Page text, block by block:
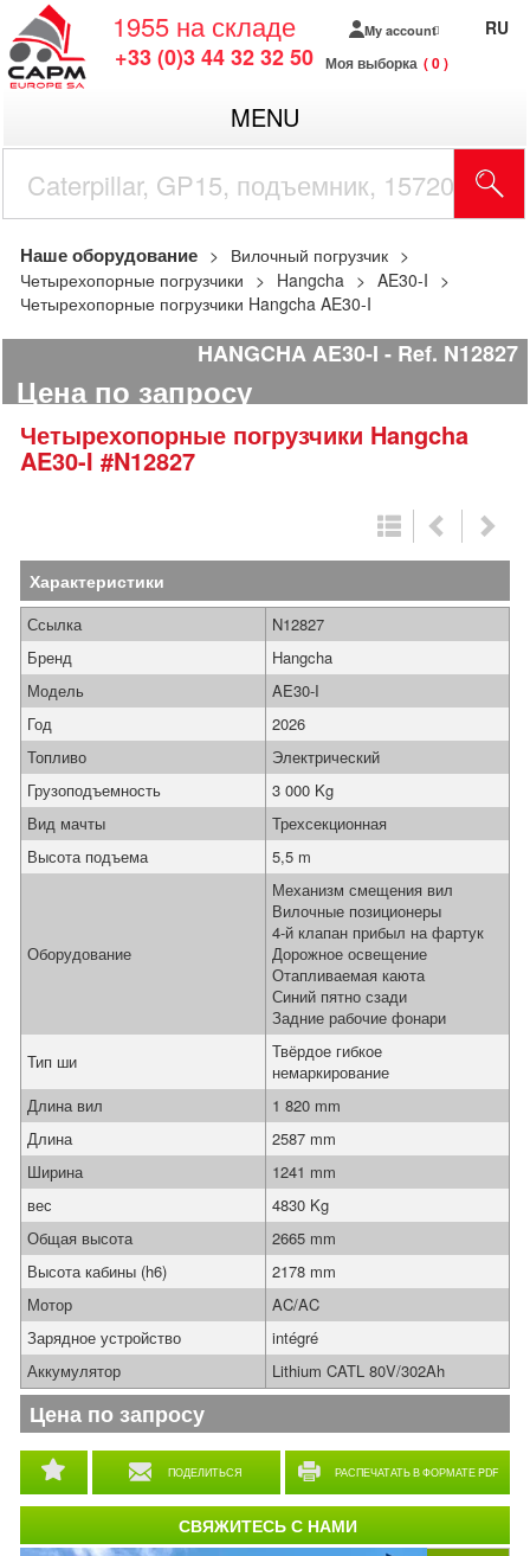
1955 на складе
+33 (0)3 44 32 32 50
My account
Моя выборка 0
RU
MENU
Наше оборудование
Вилочный погрузчик
Четырехопорные погрузчики
Hangcha
AE30-I
Четырехопорные погрузчики Hangcha AE30-I
HANGCHA AE30-I Ref. N12827
Цена по запросу
Четырехопорные погрузчики Hangcha
AE30-I #N12827
Характеристики
ПОДЕЛИТЬСЯ РАСПЕЧАТАТЬ В ФОРМАТЕ PDF
Ссылка
N12827
Бренд
Hangcha
Модель
AE30-I
Год
2026
Топливо
Электрический
Грузоподъемность
3 000 Kg
Вид мачты
Трехсекционная
Высота подъема
5,5 m
Оборудование
Механизм смещения вил
Вилочные позиционеры
4-й клапан прибыл на фартук
Дорожное освещение
Отапливаемая каюта
Синий пятно сзади
Задние рабочие фонари
Тип ши
Твёрдое гибкое
немаркирование
Длина вил
1 820 mm
Длина
2587 mm
Ширина
1241 mm
вес
4830 Kg
Общая высота
2665 mm
Высота кабины (h6)
2178 mm
Мотор
AC/AC
Зарядное устройство
intégré
Аккумулятор
Lithium CATL 80V/302Ah
Цена по запросу
СВЯЖИТЕСЬ С НАМИ